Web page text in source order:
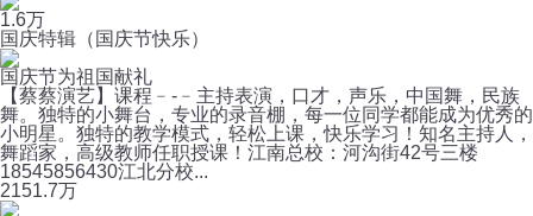
1.6万
国庆特辑（国庆节快乐）
国庆节为祖国献礼
【蔡蔡演艺】课程﹣-﹣主持表演，口才，声乐，中国舞，民族
舞。独特的小舞台，专业的录音棚，每一位同学都能成为优秀的
小明星。独特的教学模式，轻松上课，快乐学习！知名主持人，
舞蹈家，高级教师任职授课！江南总校：河沟街42号三楼
18545856430江北分校...
2151.7万